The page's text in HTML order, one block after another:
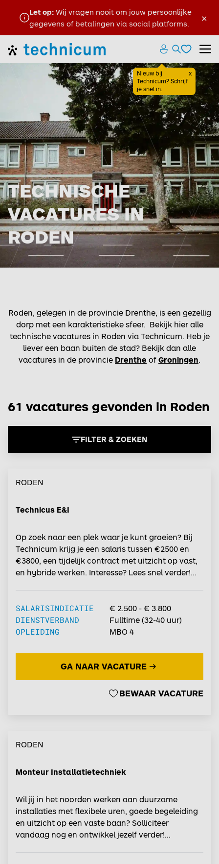
×
Let op: Wij vragen nooit om jouw persoonlijke
gegevens of betalingen via social platforms.
Home
Nieuw bij
Technicum? Schrijf
je snel in.
x
Sluiten
Zoeken
TECHNISCHE
VACATURES IN
RODEN
Roden, gelegen in de provincie Drenthe, is een gezellig
dorp met een karakteristieke sfeer. Bekijk hier alle
technische vacatures in Roden via Technicum. Heb je
liever een baan buiten de stad? Bekijk dan alle
vacatures in de provincie Drenthe of Groningen.
61 vacatures gevonden in Roden
FILTER & ZOEKEN
RODEN
Technicus E&I
Op zoek naar een plek waar je kunt groeien? Bij
Technicum krijg je een salaris tussen €2500 en
€3800, een tijdelijk contract met uitzicht op vast,
en hybride werken. Interesse? Lees snel verder!...
SALARISINDICATIE € 2.500 - € 3.800
DIENSTVERBAND Fulltime (32-40 uur)
OPLEIDING MBO 4
BEWAAR VACATURE
GA NAAR VACATURE
RODEN
Monteur Installatietechniek
Wil jij in het noorden werken aan duurzame
installaties met flexibele uren, goede begeleiding
en uitzicht op een vaste baan? Solliciteer
vandaag nog en ontwikkel jezelf verder!...